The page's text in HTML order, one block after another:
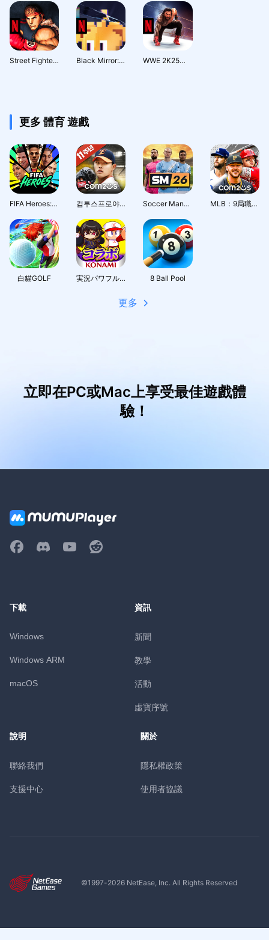
Street Fighter IV CE NETFLIX Black Mirror: Thronglets WWE 2K25：Netflix 版
更多 體育 遊戲
FIFA Heroes: Football Action 컴투스프로야구2026 Soccer Manager 2026 - Football MLB：9局職棒26
白貓GOLF 実況パワフルプロ野球 8 Ball Pool
更多
立即在PC或Mac上享受最佳遊戲體
驗！
下載
Windows
Windows ARM
macOS
資訊
新聞
教學
活動
虛寶序號
說明
聯絡我們
支援中心
關於
隱私權政策
使用者協議
©1997-2026NetEase, Inc. All Rights Reserved